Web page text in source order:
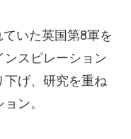
ていた英国第8軍を
スピレーション
下げ、研究を重ね
ン。